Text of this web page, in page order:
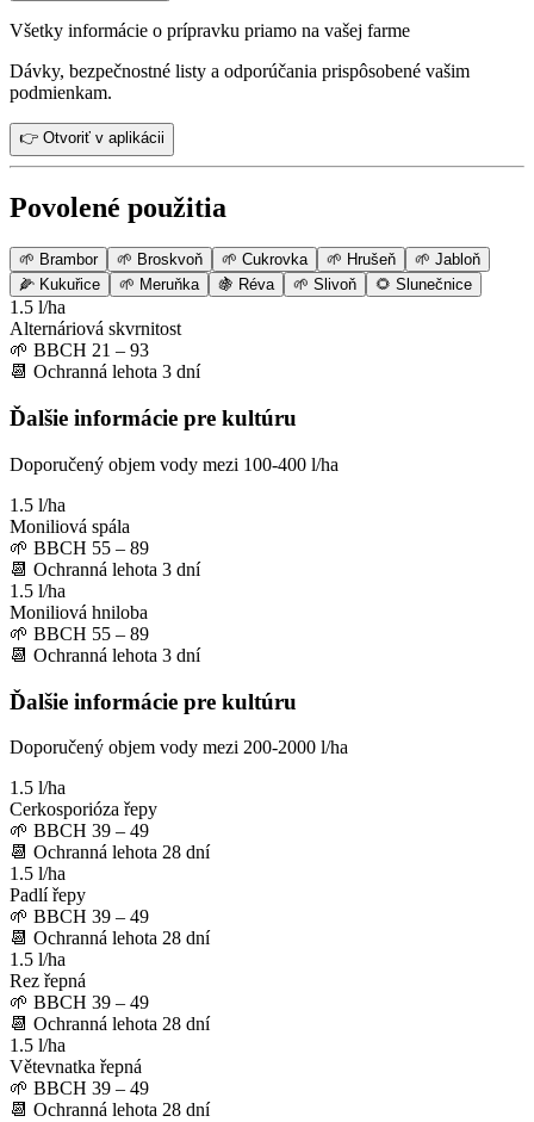
Všetky informácie o prípravku priamo na vašej farme
Dávky, bezpečnostné listy a odporúčania prispôsobené vašim
podmienkam.
👉 Otvoriť v aplikácii
Povolené použitia
🌱 Brambor 🌱 Broskvoň 🌱 Cukrovka 🌱 Hrušeň 🌱 Jabloň
🌽 Kukuřice 🌱 Meruňka 🍇 Réva 🌱 Slivoň 🌻 Slunečnice
1.5 l/ha
Alternáriová skvrnitost
🌱 BBCH 21 – 93
📆 Ochranná lehota 3 dní
Ďalšie informácie pre kultúru
Doporučený objem vody mezi 100-400 l/ha
1.5 l/ha
Moniliová spála
🌱 BBCH 55 – 89
📆 Ochranná lehota 3 dní
1.5 l/ha
Moniliová hniloba
🌱 BBCH 55 – 89
📆 Ochranná lehota 3 dní
Ďalšie informácie pre kultúru
Doporučený objem vody mezi 200-2000 l/ha
1.5 l/ha
Cerkosporióza řepy
🌱 BBCH 39 – 49
📆 Ochranná lehota 28 dní
1.5 l/ha
Padlí řepy
🌱 BBCH 39 – 49
📆 Ochranná lehota 28 dní
1.5 l/ha
Rez řepná
🌱 BBCH 39 – 49
📆 Ochranná lehota 28 dní
1.5 l/ha
Větevnatka řepná
🌱 BBCH 39 – 49
📆 Ochranná lehota 28 dní